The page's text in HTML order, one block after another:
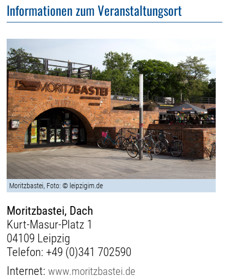
Informationen zum Veranstaltungsort
Moritzbastei, Foto: © leipzigim.de
Moritzbastei, Dach
Kurt-Masur-Platz 1
04109 Leipzig
Telefon: +49 (0)341 702590
Internet:www.moritzbastei.de